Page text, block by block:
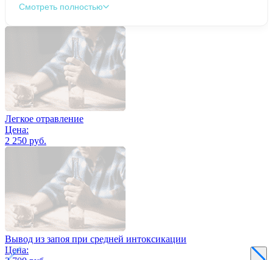
Смотреть полностью
Легкое отравление
Цена:
2 250 руб.
Вывод из запоя при средней интоксикации
Цена: